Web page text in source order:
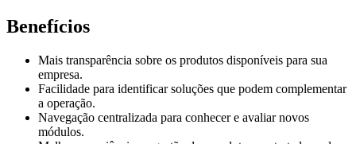
Benefícios
Mais transparência sobre os produtos disponíveis para sua
empresa.
Facilidade para identificar soluções que podem complementar
a operação.
Navegação centralizada para conhecer e avaliar novos
módulos.